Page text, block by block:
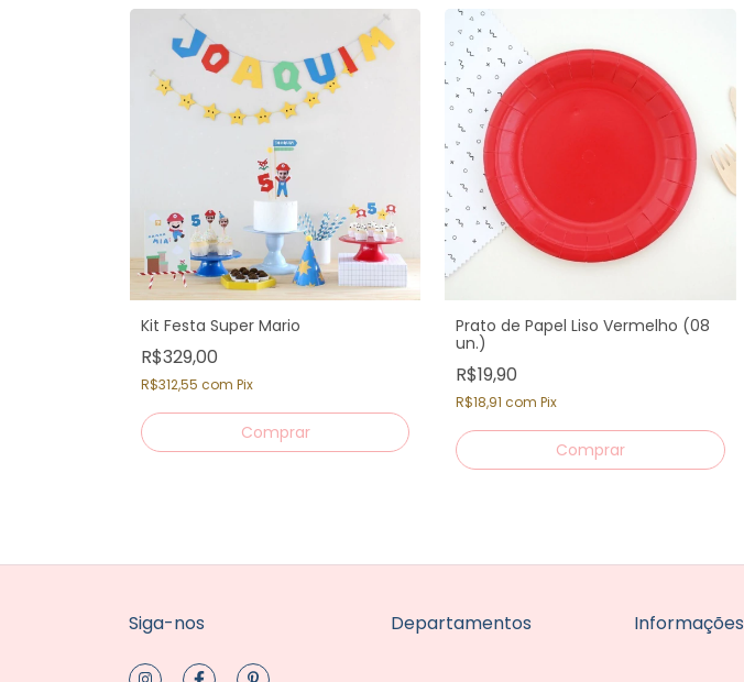
Kit Festa Super Mario
R$329,00
R$312,55 com Pix
Prato de Papel Liso Vermelho (08
un.)
R$19,90
R$18,91com Pix
Siga-nos Departamentos Informações